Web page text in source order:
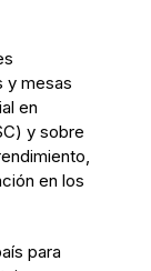
y mesas
en
y sobre
en los
para